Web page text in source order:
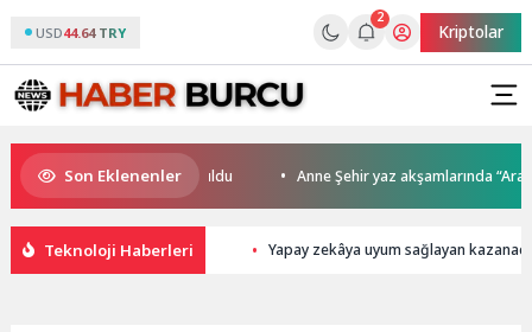
USD44.64 TRY
2
Kriptolar
Son Eklenenler
kupalar sahiplerini buldu Anne Şehir yaz akşamlarında
Teknoloji Haberleri Yapay zekâya uyum sağlayan